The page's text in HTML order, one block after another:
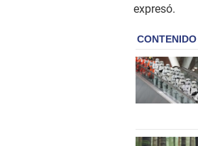
expresó.